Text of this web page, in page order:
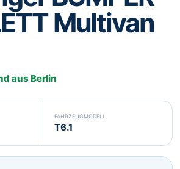
SV Suomi
Multivan
aus Berlin
FAHRZEUGMODELL
T6.1